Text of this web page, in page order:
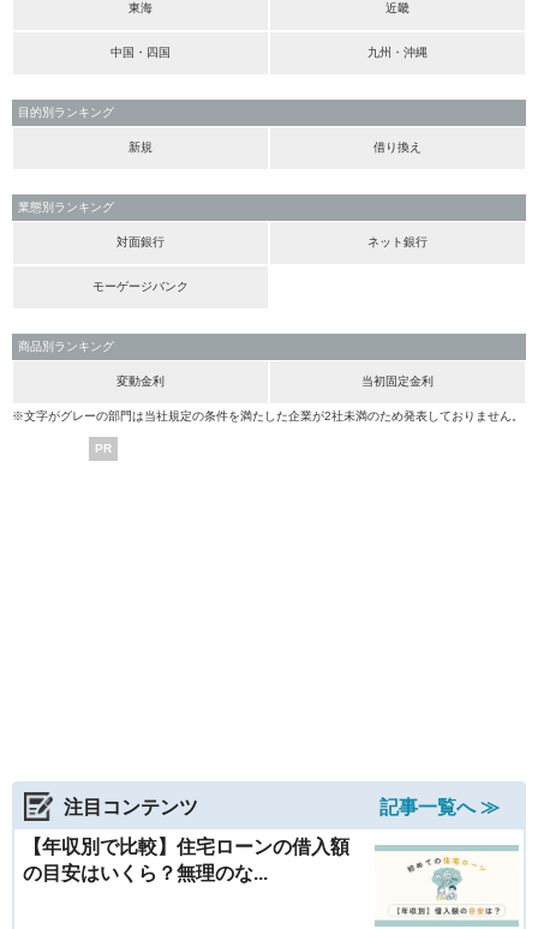
東海 近畿
中国・四国 九州・沖縄
目的別ランキング
新規 借り換え
業態別ランキング
対面銀行 ネット銀行
モーゲージバンク
商品別ランキング
変動金利 当初固定金利
※文字がグレーの部門は当社規定の条件を満たした企業が2社未満のため発表しておりません。
PR
注目コンテンツ
記事一覧へ ≫
【年収別で比較】住宅ローンの借入額
の目安はいくら？無理のな...